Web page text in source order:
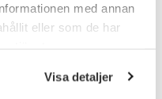
med annan
eller som de har
Visa detaljer
så snart rätt person kan